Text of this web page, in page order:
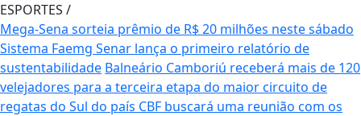
ESPORTES /
Mega-Sena sorteia prêmio de R$ 20 milhões neste sábado
Sistema Faemg Senar lança o primeiro relatório de
sustentabilidade Balneário Camboriú receberá mais de 120
velejadores para a terceira etapa do maior circuito de
regatas do Sul do país CBF buscará uma reunião com os